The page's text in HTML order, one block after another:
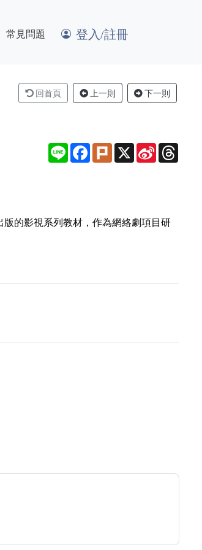
常見問題 登入/註冊
回首頁 上一則 下一則
Line Facebook
PlurkX Sina
Weibo
的影視系列教材，作為網絡劇項目研